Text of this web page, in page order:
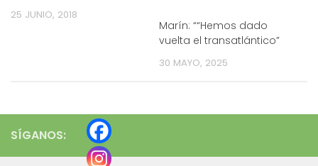
25 JUNIO, 2018
Marín: ““Hemos dado
vuelta el transatlántico”
30 MAYO, 2025
SÍGANOS: